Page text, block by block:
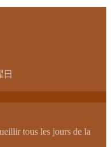
tous les jours de la